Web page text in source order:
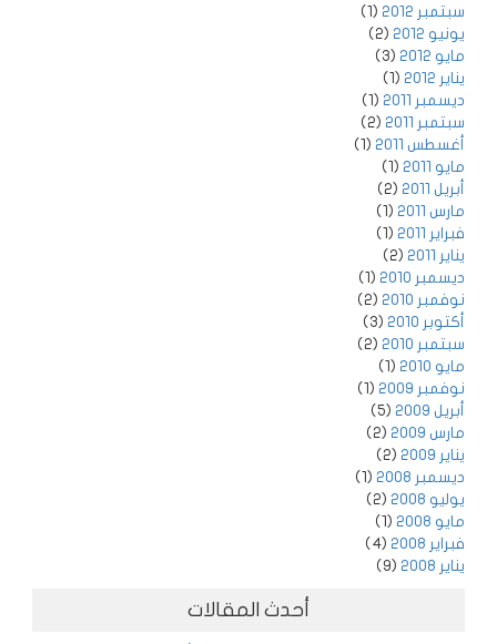
سبتمبر 2012
(1)
يونيو 2012
(2)
مايو 2012
(3)
يناير 2012
(1)
ديسمبر 2011
(1)
سبتمبر 2011
(2)
أغسطس 2011
(1)
مايو 2011
(1)
أبريل 2011
(2)
مارس 2011
(1)
فبراير 2011
(1)
يناير 2011
(2)
ديسمبر 2010
(1)
نوفمبر 2010
(2)
أكتوبر 2010
(3)
سبتمبر 2010
(2)
مايو 2010
(1)
نوفمبر 2009
(1)
أبريل 2009
(5)
مارس 2009
(2)
يناير 2009
(2)
ديسمبر 2008
(1)
يوليو 2008
(2)
مايو 2008
(1)
فبراير 2008
(4)
يناير 2008
(9)
أحدث المقالات